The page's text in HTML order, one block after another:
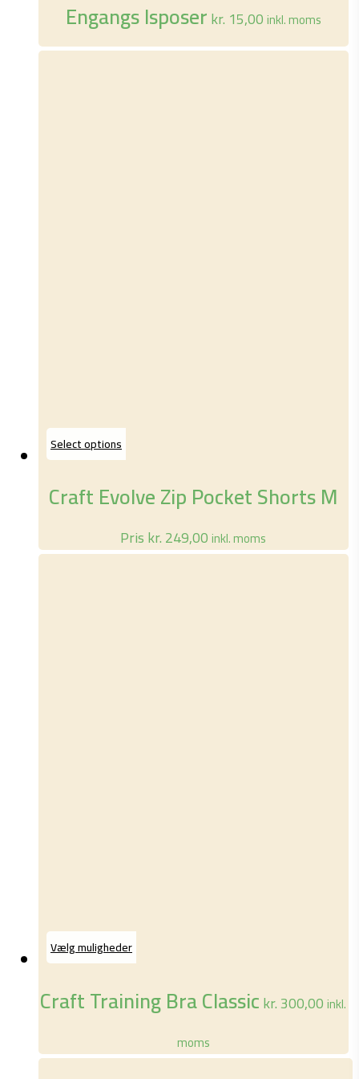
Engangs Isposerkr. 15,00inkl. moms
Select options
Dette
vare
har
flere
Mulighederne
Craft Evolve Zip Pocket Shorts M
Priskr.249,00inkl. moms
Vælg muligheder
Dette
vare
flere
Mulighederne
Craft Training Bra Classickr.300,00inkl.
moms